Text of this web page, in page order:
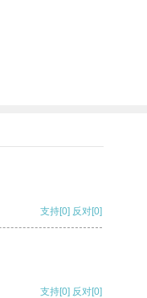
支持[0] 反对[0]
支持[0] 反对[0]